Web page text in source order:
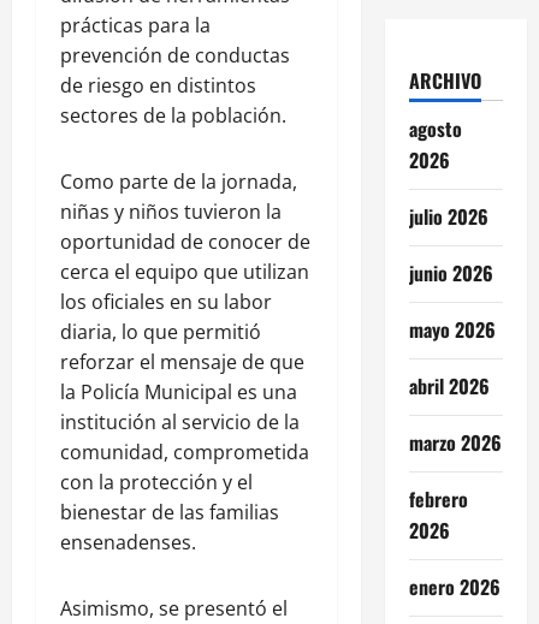
prácticas para la
prevención de conductas
de riesgo en distintos
sectores de la población.
Como parte de la jornada,
niñas y niños tuvieron la
oportunidad de conocer de
cerca el equipo que utilizan
los oficiales en su labor
diaria, lo que permitió
reforzar el mensaje de que
la Policía Municipal es una
institución al servicio de la
comunidad, comprometida
con la protección y el
bienestar de las familias
ensenadenses.
Asimismo, se presentó el
ARCHIVO
agosto
2026
julio 2026
junio 2026
mayo 2026
abril 2026
marzo 2026
febrero
2026
enero 2026